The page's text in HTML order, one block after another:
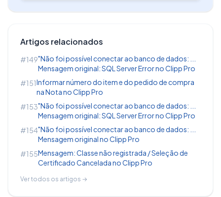
Artigos relacionados
#149"Não foi possível conectar ao banco de dados: ...
Mensagem original: SQL Server Error no Clipp Pro
#151Informar número do item e do pedido de compra
na Nota no Clipp Pro
#153"Não foi possível conectar ao banco de dados: ...
Mensagem original: SQL Server Error no Clipp Pro
#154"Não foi possível conectar ao banco de dados: ...
Mensagem original no Clipp Pro
#155Mensagem: Classe não registrada / Seleção de
Certificado Cancelada no Clipp Pro
Ver todos os artigos →